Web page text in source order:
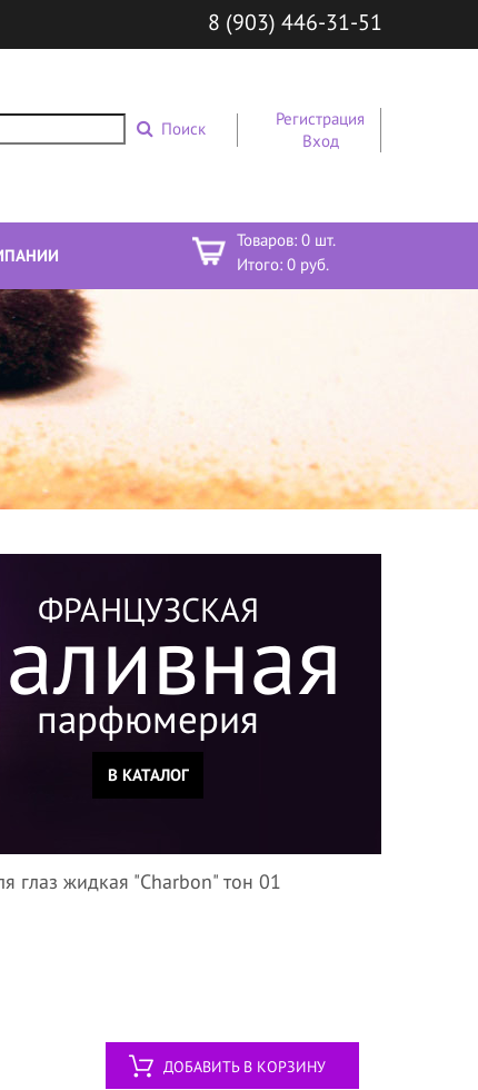
8 (903) 446-31-51
Поиск
Регистрация
Вход
Товаров: 0 шт.
Итого: 0 руб.
ФРАНЦУЗСКАЯ
парфюмерия
В КАТАЛОГ
глаз жидкая "Charbon" тон 01
ДОБАВИТЬ В КОРЗИНУ